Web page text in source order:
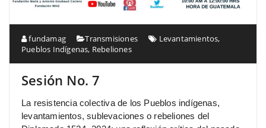
fundamag Transmisiones Levantamientos,
Pueblos Indígenas, Rebeliones
Sesión No. 7
La resistencia colectiva de los Pueblos indígenas,
levantamientos, sublevaciones o rebeliones del